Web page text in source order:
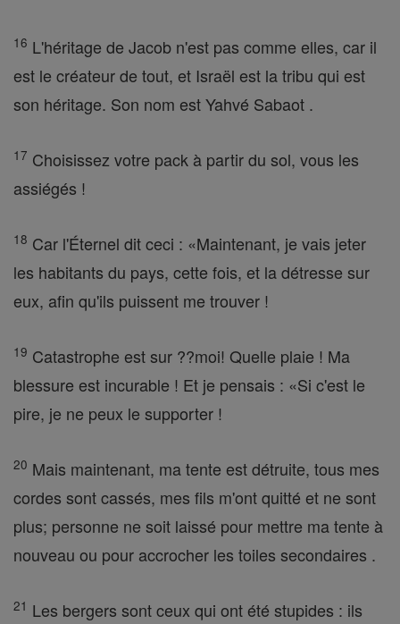
16 L'héritage de Jacob n'est pas comme elles, car il
est le créateur de tout, et Israël est la tribu qui est
son héritage. Son nom est Yahvé Sabaot .
17 Choisissez votre pack à partir du sol, vous les
assiégés !
18 Car l'Éternel dit ceci : «Maintenant, je vais jeter
les habitants du pays, cette fois, et la détresse sur
eux, afin qu'ils puissent me trouver !
19 Catastrophe est sur ??moi! Quelle plaie ! Ma
blessure est incurable ! Et je pensais : «Si c'est le
pire, je ne peux le supporter !
20 Mais maintenant, ma tente est détruite, tous mes
cordes sont cassés, mes fils m'ont quitté et ne sont
plus; personne ne soit laissé pour mettre ma tente à
nouveau ou pour accrocher les toiles secondaires .
21 Les bergers sont ceux qui ont été stupides : ils